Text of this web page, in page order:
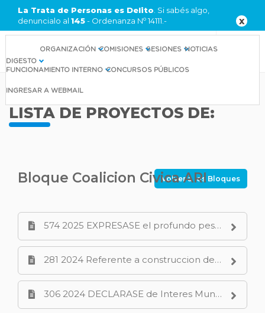
La Trata de Personas es Delito . Si sabés algo,
denuncialo al 145- Ordenanza No14111.- X
DIGESTO
ORGANIZACIÓN COMISIONES SESIONES NOTICIAS
FUNCIONAMIENTO INTERNO CONCURSOS PÚBLICOS
INGRESAR A WEBMAIL
LISTA DE PROYECTOS DE:
Bloque Coalicion Civica ARI
Volver a los Bloques
574 2025 EXPRESASE el profundo pesar por el fallecimiento de Dolores Noemi Lopez Candal de Rigoni Lolin la ultima Madre de Plaza de Mayo de Neuquen.PDF
281 2024 Referente a construccion de tanques cisternas en varios sectores de la ciudad.PDF
306 2024 DECLARASE de Interes Municipal el Dia Internacional de Accion por la Salud de la Mujer.PDF